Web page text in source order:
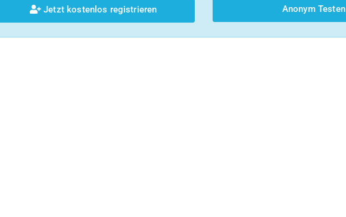
Jetzt kostenlos registrieren Anonym Testen